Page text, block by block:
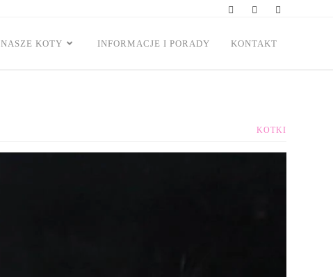
NASZE KOTY INFORMACJE I PORADY KONTAKT
KOTKI